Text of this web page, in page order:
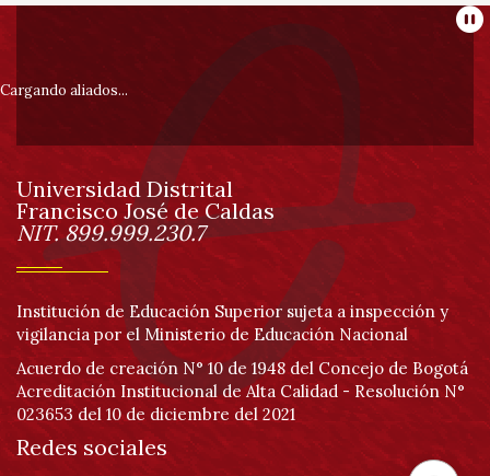
Información
pie
de
página
Cargando aliados...
Información
Universidad Distrital
Francisco José de Caldas
NIT. 899.999.230.7
Institución de Educación Superior sujeta a inspección y
vigilancia por el Ministerio de Educación Nacional
Acuerdo de creación N° 10 de 1948 del Concejo de Bogotá
Acreditación Institucional de Alta Calidad - Resolución N°
023653 del 10 de diciembre del 2021
Redes sociales